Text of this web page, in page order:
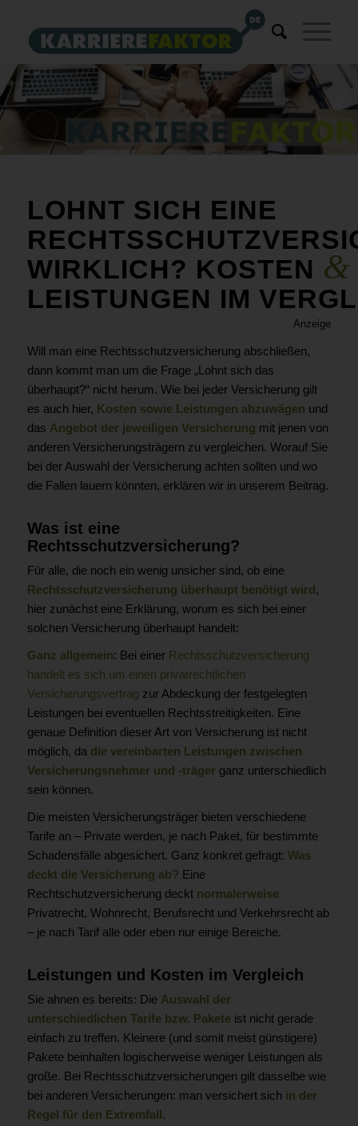
LOHNT SICH EINE
WIRKLICH? KOSTEN &
LEISTUNGEN IM
Anzeige
Will man eine Rechtsschutzversicherung abschließen,
dann kommt man um die Frage „Lohnt sich das
überhaupt?“ nicht herum. Wie bei jeder Versicherung gilt
es auch hier, Kosten sowie Leistungen abzuwägen und
das Angebot der jeweiligen Versicherung mit jenen von
anderen Versicherungsträgern zu vergleichen. Worauf Sie
bei der Auswahl der Versicherung achten sollten und wo
die Fallen lauern könnten, erklären wir in unserem Beitrag.
Was ist eine
Rechtsschutzversicherung?
Für alle, die noch ein wenig unsicher sind, ob eine
Rechtsschutzversicherung überhaupt benötigt wird,
hier zunächst eine Erklärung, worum es sich bei einer
solchen Versicherung überhaupt handelt:
Ganz allgemein: Bei einer Rechtsschutzversicherung
handelt es sich um einen privatrechtlichen
Versicherungsvertrag zur Abdeckung der festgelegten
Leistungen bei eventuellen Rechtsstreitigkeiten. Eine
genaue Definition dieser Art von Versicherung ist nicht
möglich, da die vereinbarten Leistungen zwischen
Versicherungsnehmer und -trägerganz unterschiedlich
sein können.
Die meisten Versicherungsträger bieten verschiedene
Tarife an – Private werden, je nach Paket, für bestimmte
Schadensfälle abgesichert. Ganz konkret gefragt: Was
deckt die Versicherung ab? Eine
Rechtschutzversicherung deckt normalerweise
Privatrecht, Wohnrecht, Berufsrecht und Verkehrsrecht ab
– je nach Tarif alle oder eben nur einige Bereiche.
Leistungen und Kosten im Vergleich
Sie ahnen es bereits: Die Auswahl der
unterschiedlichen Tarife bzw. Paketeist nicht gerade
einfach zu treffen. Kleinere (und somit meist günstigere)
Pakete beinhalten logischerweise weniger Leistungen als
große. Bei Rechtsschutzversicherungen gilt dasselbe wie
bei anderen Versicherungen: man versichert sich in der
Regel für den Extremfall.